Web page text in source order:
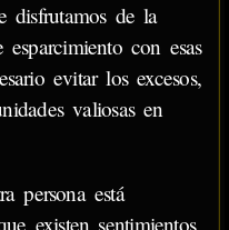
disfrutamos de la
con esas
evitar los excesos,
valiosas en
persona está
existen sentimientos